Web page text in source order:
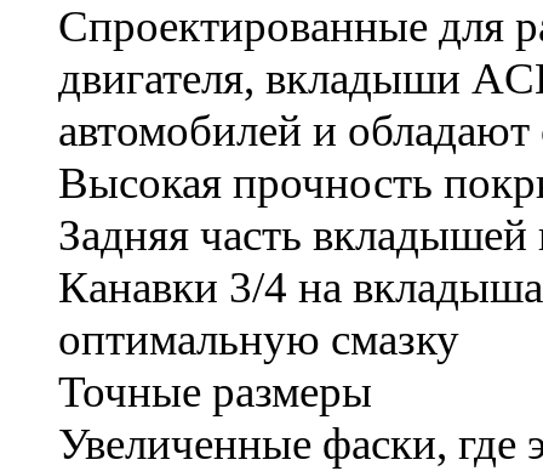
Спроектированные для
двигателя, вкладыши
автомобилей и
Высокая прочность
Задняя часть вкладышей
Канавки 3/4 на
оптимальную смазку
Точные размеры
Увеличенные фаски, где